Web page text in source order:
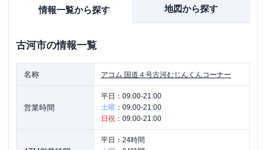
情報一覧から探す 地図から探す
古河市の情報一覧
名称 アコム 国道４号古河むじんくんコーナー
営業時間
平日： 09:00-21:00
土曜 ： 09:00-21:00
日祝 ： 09:00-21:00
平日： 24時間